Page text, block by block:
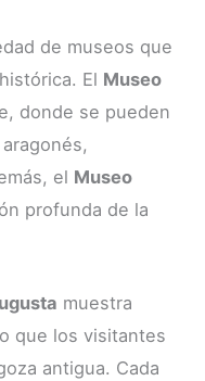
de museos que
El Museo
donde se pueden
el Museo
profunda de la
muestra
que los visitantes
antigua. Cada